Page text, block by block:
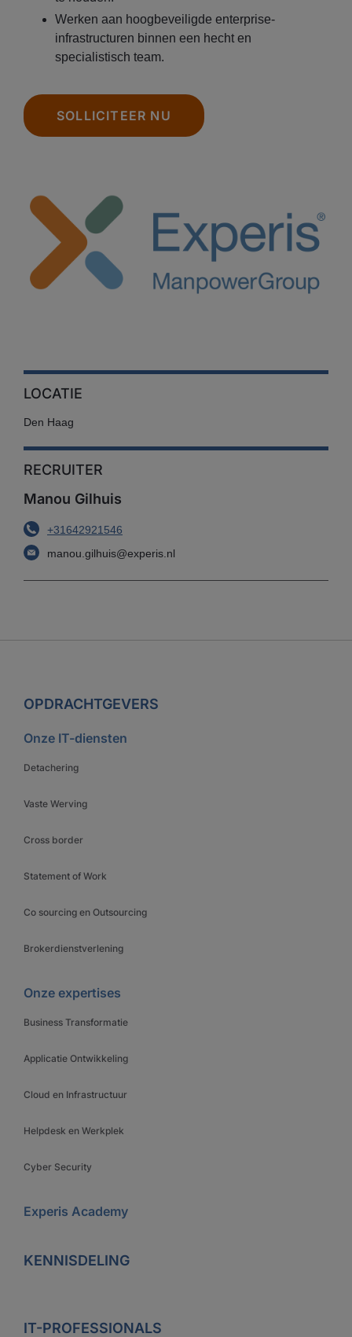
Werken aan hoogbeveiligde enterprise-
infrastructuren binnen een hecht en
specialistisch team.
SOLLICITEER NU
LOCATIE
Den Haag
RECRUITER
Manou Gilhuis
+31642921546
manou.gilhuis@experis.nl
OPDRACHTGEVERS
Onze IT-diensten
Detachering
Vaste Werving
Cross border
Statement of Work
Co sourcing en Outsourcing
Brokerdienstverlening
Onze expertises
Business Transformatie
Applicatie Ontwikkeling
Cloud en Infrastructuur
Helpdesk en Werkplek
Cyber Security
Experis Academy
KENNISDELING
IT-PROFESSIONALS